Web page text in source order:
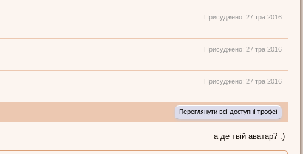
Присуджено: 27 тра 2016
Присуджено: 27 тра 2016
Присуджено: 27 тра 2016
Переглянути всі доступні трофеї
а де твій аватар? :)